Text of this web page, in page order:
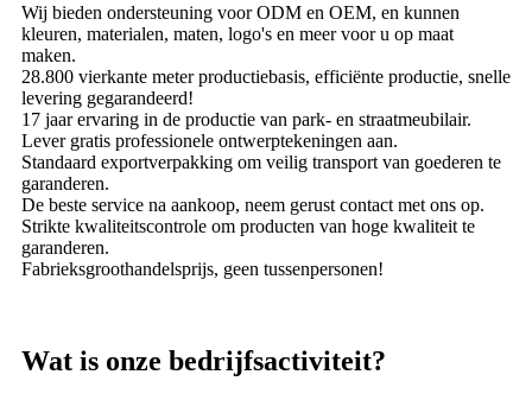
Wij bieden ondersteuning voor ODM en OEM, en kunnen
kleuren, materialen, maten, logo's en meer voor u op maat
maken.
28.800 vierkante meter productiebasis, efficiënte productie, snelle
levering gegarandeerd!
17 jaar ervaring in de productie van park- en straatmeubilair.
Lever gratis professionele ontwerptekeningen aan.
Standaard exportverpakking om veilig transport van goederen te
garanderen.
De beste service na aankoop, neem gerust contact met ons op.
Strikte kwaliteitscontrole om producten van hoge kwaliteit te
garanderen.
Fabrieksgroothandelsprijs, geen tussenpersonen!
Wat is onze bedrijfsactiviteit?